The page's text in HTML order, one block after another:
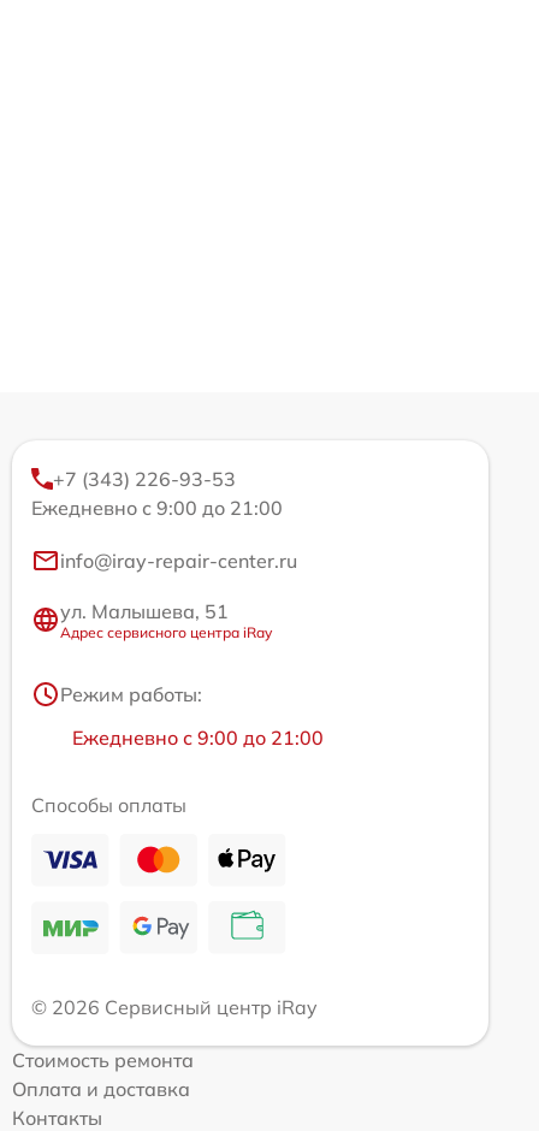
+7 (343) 226-93-53
Ежедневно с 9:00 до 21:00
info@iray-repair-center.ru
ул. Малышева, 51
Адрес сервисного центра iRay
Режим работы:
Ежедневно с 9:00 до 21:00
Способы оплаты
© 2026 Сервисный центр iRay
Стоимость ремонта
Оплата и доставка
Контакты